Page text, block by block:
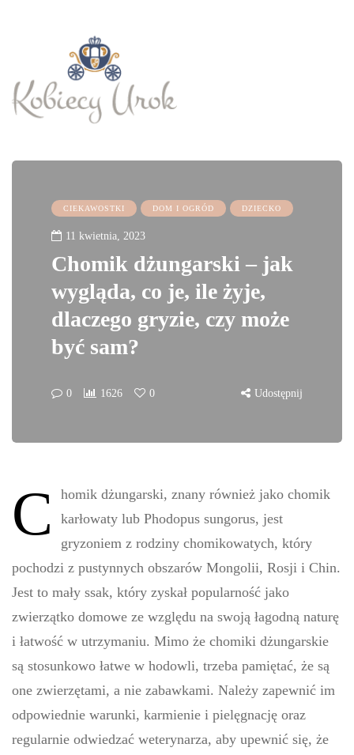
CIEKAWOSTKI DOM I OGRÓD DZIECKO
11 kwietnia, 2023
Chomik dżungarski – jak
wygląda, co je, ile żyje,
dlaczego gryzie, czy może
być sam?
0 1626 0 Udostępnij
C
homik dżungarski, znany również jako chomik
karłowaty lub Phodopus sungorus, jest
gryzoniem z rodziny chomikowatych, który
pochodzi z pustynnych obszarów Mongolii, Rosji i Chin.
Jest to mały ssak, który zyskał popularność jako
zwierzątko domowe ze względu na swoją łagodną naturę
i łatwość w utrzymaniu. Mimo że chomiki dżungarskie
są stosunkowo łatwe w hodowli, trzeba pamiętać, że są
one zwierzętami, a nie zabawkami. Należy zapewnić im
odpowiednie warunki, karmienie i pielęgnację oraz
regularnie odwiedzać weterynarza, aby upewnić się, że